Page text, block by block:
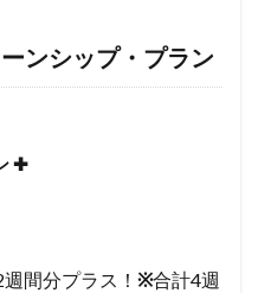
ンシップ・プラン
✚
週間分プラス！ ※合計4週